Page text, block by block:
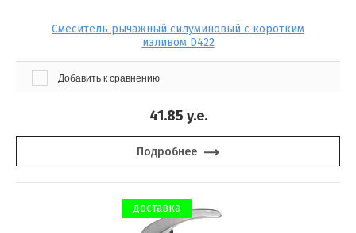
Смеситель рычажный силуминовый с коротким
изливом D422
Добавить к сравнению
41.85 y.e.
Подробнее
доставка